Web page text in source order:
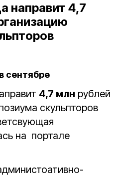
направит 4,7
сентябре
4,7 млн рублей
скульпторов
на портале